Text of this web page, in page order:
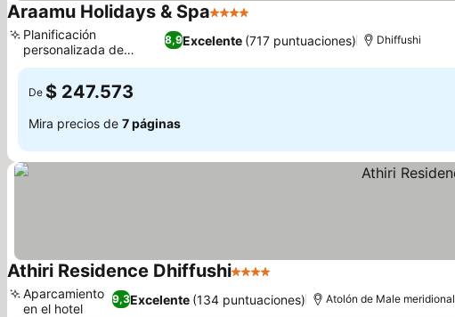
Araamu Holidays & Spa4 Estrellas
8,9Excelente (717 puntuaciones)
Planificación
personalizada de
excursiones
Dhiffushi
De $ 247.573
Mira precios de 7 páginas
Athiri Residence Dhiffushi4 Estrellas
9,3Excelente (134 puntuaciones)
Aparcamiento
en el hotel
Atolón de Male meridional